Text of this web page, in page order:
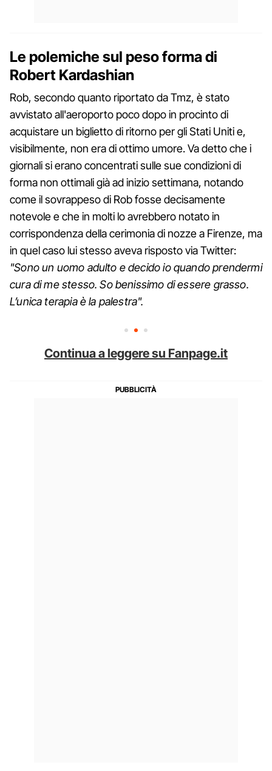
Le polemiche sul peso forma di
Robert Kardashian
Rob, secondo quanto riportato da Tmz, è stato
avvistato all'aeroporto poco dopo in procinto di
acquistare un biglietto di ritorno per gli Stati Uniti e,
visibilmente, non era di ottimo umore. Va detto che i
giornali si erano concentrati sulle sue condizioni di
forma non ottimali già ad inizio settimana, notando
come il sovrappeso di Rob fosse decisamente
notevole e che in molti lo avrebbero notato in
corrispondenza della cerimonia di nozze a Firenze, ma
in quel caso lui stesso aveva risposto via Twitter:
"Sono un uomo adulto e decido io quando prendermi
cura di me stesso. So benissimo di essere grasso.
L’unica terapia è la palestra".
Continua a leggere su Fanpage.it